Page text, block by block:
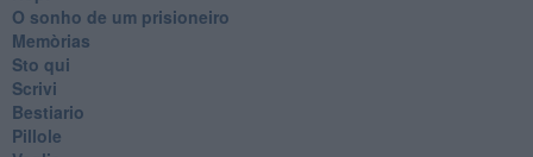
O sonho de um prisioneiro
Memòrias
Sto qui
Scrivi
Bestiario
Pillole